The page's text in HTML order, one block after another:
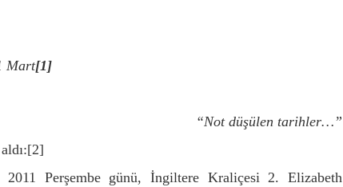
Mart[1]
“Not düşülen tarihler…”
[2]
2011 Perşembe günü, İngiltere Kraliçesi 2. Elizabeth